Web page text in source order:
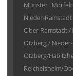
Münster
Nieder-Ramstadt
Ober-Ramstadt /
Otzberg /
Otzberg/
Reichelsheim/